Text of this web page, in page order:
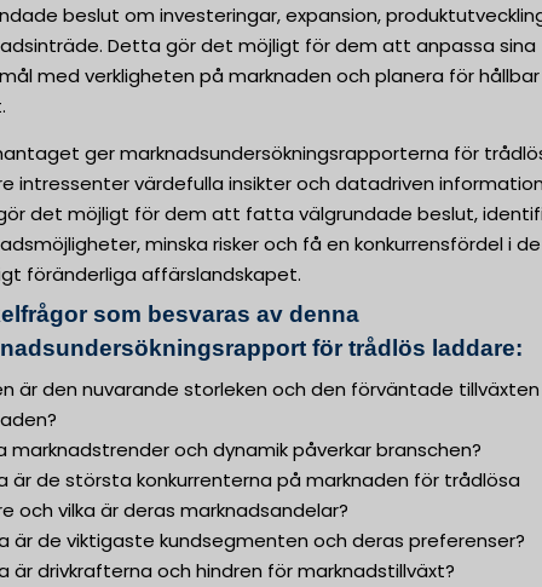
beslut om investeringar, expansion,
Detta gör det möjligt för dem att anpassa sina
med verkligheten på marknaden och planera för hållbar
ger marknadsundersökningsrapporterna för
intressenter värdefulla insikter och datadriven
det möjligt för dem att fatta välgrundade beslut,
minska risker och få en konkurrensfördel i
föränderliga affärslandskapet.
som besvaras av denna
för trådlös laddare:
är den nuvarande storleken och den förväntade
marknadstrender och dynamik påverkar branschen?
är de största konkurrenterna på marknaden för trådlösa
och vilka är deras marknadsandelar?
är de viktigaste kundsegmenten och deras preferenser?
är drivkrafterna och hindren för marknadstillväxt?